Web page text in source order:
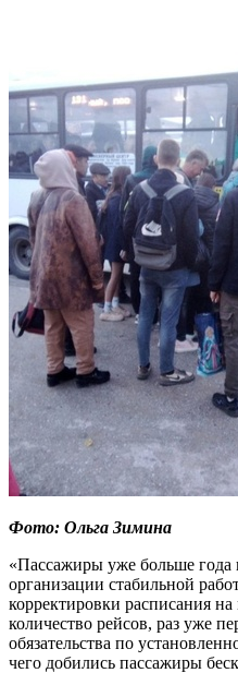
Фото: Ольга Зимина
«Пассажиры уже больше
организации стабильной
корректировки расписания
количество рейсов, раз уже
обязательства по
чего добились пассажиры